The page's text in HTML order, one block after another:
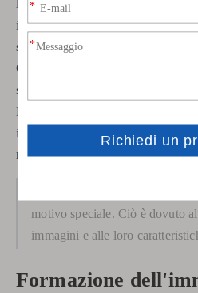
luminosi verso l'esterno. Gli
immagini virtuali, verticali e più
sembrano essere dietro lo
Gli specchi convessi aiutano i
specchietti laterali dell'auto. I
Le loro caratteristiche principali
immagini più piccole e immagini
non capovolgono le immagini.
motivo speciale. Ciò è dovuto
immagini e alle loro
Formazione